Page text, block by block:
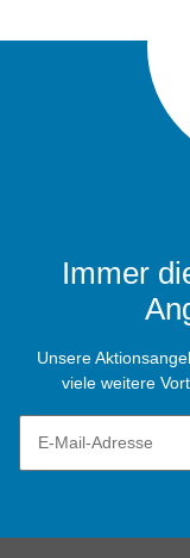
Immer
Unsere
viele weitere